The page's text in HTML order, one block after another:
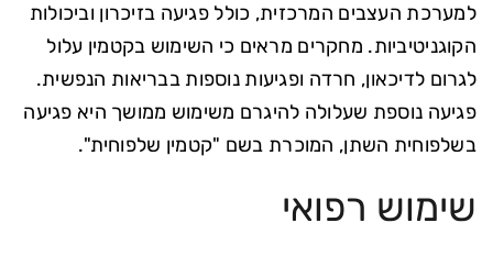
למערכת העצבים המרכזית, כולל פגיעה בזיכרון וביכולות
הקוגניטיביות. מחקרים מראים כי השימוש בקטמין עלול
לגרום לדיכאון, חרדה ופגיעות נוספות בבריאות הנפשית.
פגיעה נוספת שעלולה להיגרם משימוש ממושך היא פגיעה
בשלפוחית השתן, המוכרת בשם "קטמין שלפוחית".
שימוש רפואי